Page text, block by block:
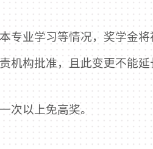
专业学习等情况，奖学金将
机构批准，且此变更不能延
次以上免高奖。